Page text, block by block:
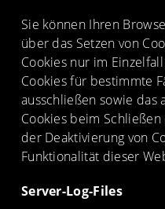
Sie können Ihren
über das Setzen von
Cookies nur im
Cookies für bestimmte
ausschließen sowie das
Cookies beim
der Deaktivierung von
Funktionalität dieser
Server-Log-Files